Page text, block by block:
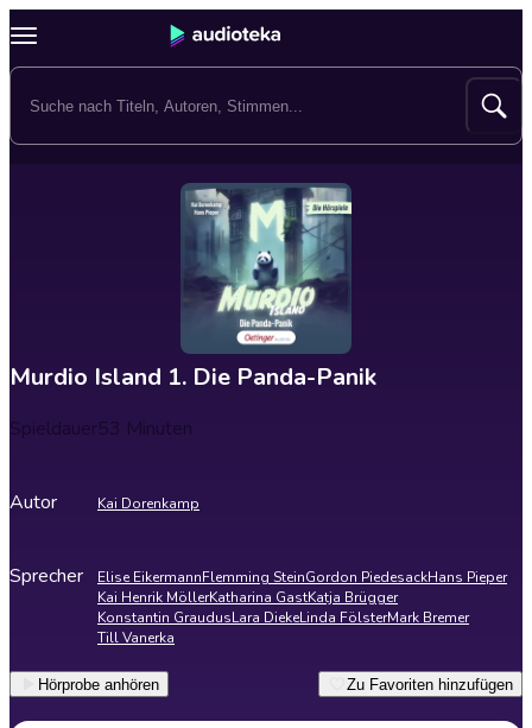
Murdio Island 1. Die Panda-Panik
Spieldauer53 Minuten
Autor Kai Dorenkamp
Sprecher Elise EikermannFlemming SteinGordon PiedesackHans Pieper
Kai Henrik MöllerKatharina GastKatja Brügger
Konstantin GraudusLara DiekeLinda FölsterMark Bremer
Till Vanerka
Hörprobe anhören Zu Favoriten hinzufügen